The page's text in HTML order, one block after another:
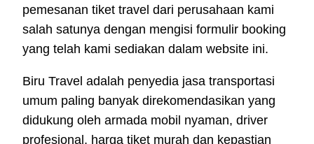
pemesanan tiket travel dari perusahaan kami
salah satunya dengan mengisi formulir booking
yang telah kami sediakan dalam website ini.
Biru Travel adalah penyedia jasa transportasi
umum paling banyak direkomendasikan yang
didukung oleh armada mobil nyaman, driver
profesional, harga tiket murah dan kepastian